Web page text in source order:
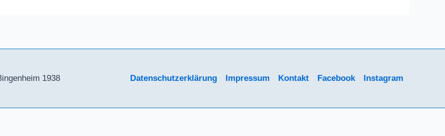
1938 Datenschutzerklärung Impressum Kontakt Facebook Instagram